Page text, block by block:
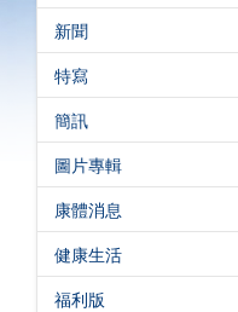
警務處主頁
简体版
English
電子書版
警聲特刊
新聞
特寫
簡訊
圖片專輯
康體消息
健康生活
福利版